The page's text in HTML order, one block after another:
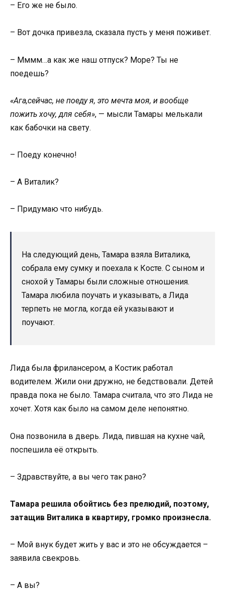
– Его же не было.
– Вот дочка привезла, сказала пусть у меня поживет.
– Мммм…а как же наш отпуск? Море? Ты не
поедешь?
«Ага,сейчас, не поеду я, это мечта моя, и вообще
пожить хочу, для себя», — мысли Тамары мелькали
как бабочки на свету.
– Поеду конечно!
– А Виталик?
– Придумаю что нибудь.
На следующий день, Тамара взяла Виталика,
собрала ему сумку и поехала к Косте. С сыном и
снохой у Тамары были сложные отношения.
Тамара любила поучать и указывать, а Лида
терпеть не могла, когда ей указывают и
поучают.
Лида была фрилансером, а Костик работал
водителем. Жили они дружно, не бедствовали. Детей
правда пока не было. Тамара считала, что это Лида не
хочет. Хотя как было на самом деле непонятно.
Она позвонила в дверь. Лида, пившая на кухне чай,
поспешила её открыть.
– Здравствуйте, а вы чего так рано?
Тамара решила обойтись без прелюдий, поэтому,
затащив Виталика в квартиру, громко произнесла.
– Мой внук будет жить у вас и это не обсуждается –
заявила свекровь.
– А вы?